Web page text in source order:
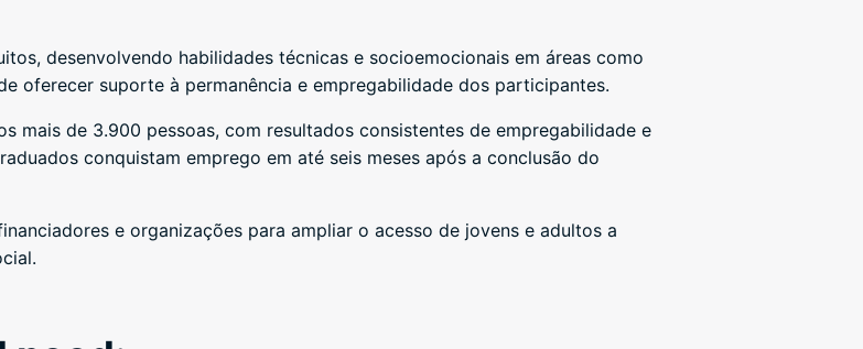
desenvolvendo habilidades técnicas e socioemocionais em áreas como
oferecer suporte à permanência e empregabilidade dos participantes.
mais de 3.900 pessoas, com resultados consistentes de empregabilidade e
conquistam emprego em até seis meses após a conclusão do
e organizações para ampliar o acesso de jovens e adultos a